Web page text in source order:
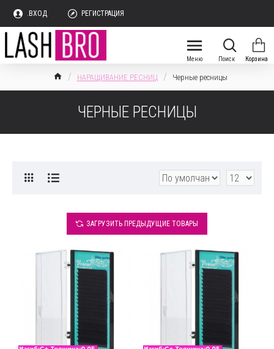
.ВХОД РЕГИСТРАЦИЯ
НАРАЩИВАНИЕ РЕСНИЦ Черные ресницы
ЧЕРНЫЕ РЕСНИЦЫ
ЗАГРУЗИТЬ ПРЕДЫДУЩИЕ ТОВАРЫ